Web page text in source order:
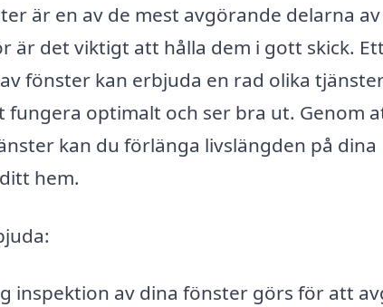
är en av de mest avgörande delarna
är det viktigt att hålla dem i gott skick. Ett
fönster kan erbjuda en rad olika
optimalt och ser bra ut. Genom
kan du förlänga livslängden på dina
hem.
inspektion av dina fönster görs för att